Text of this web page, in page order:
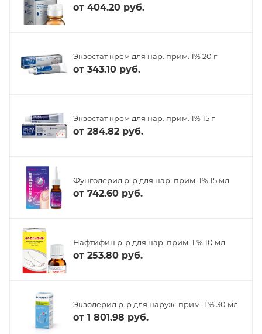
от 404.20 руб.
Экзостат крем для нар. прим. 1% 20 г
от 343.10 руб.
Экзостат крем для нар. прим. 1% 15 г
от 284.82 руб.
Фунгодерил р-р для нар. прим. 1% 15 мл
от 742.60 руб.
Нафтифин р-р для нар. прим. 1 % 10 мл
от 253.80 руб.
Экзодерил р-р для наруж. прим. 1 % 30 мл
от 1 801.98 руб.